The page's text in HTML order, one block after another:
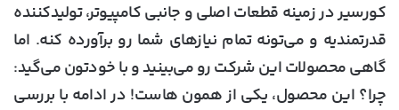
کورسیر در زمینه قطعات اصلی و جانبی کامپیوتر، تولیدکننده
قدرتمندیه و می‌تونه تمام نیازهای شما رو برآورده کنه. اما
گاهی محصولات این شرکت رو می‌بینید و با خودتون می‌گید:
چرا؟ این محصول، یکی از همون هاست! در ادامه با بررسی